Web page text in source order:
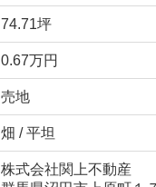
74.71坪
0.67万円
売地
畑 / 平坦
株式会社関上不動産